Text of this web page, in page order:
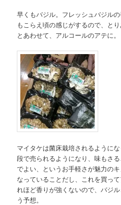
早くもバジル。フレッシュバジル
もこらえ頃の感じがするので、と
とあわせて、アルコールのアテに。
マイタケは菌床栽培されるように
段で売られるようになり、味もさ
でよい、というお手軽さが魅力の
なっていることだし、これを買っ
れほど香りが強くないので、バジ
う予想。